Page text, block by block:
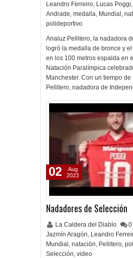
Leandro Ferreiro, Lucas Poggi,
Andrade, medalla, Mundial ,
polideportivo
Analuz Pellitero, la nadadora
logró la medalla de bronce y
en los 100 metros espalda en
Natación Paralímpica
Manchester. Con un tiempo
Pellitero, nadadora de
Nadadores de Selección
La Caldera del Diablo 0
Jazmín Aragón, Leandro
Mundial , natación, Pellitero,
Selección, video
02
Aug
2023